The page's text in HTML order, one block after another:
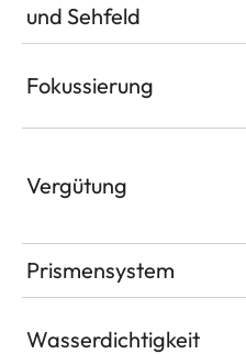
und Sehfeld
Fokussierung
Vergütung
Prismensystem
Wasserdichtigkeit